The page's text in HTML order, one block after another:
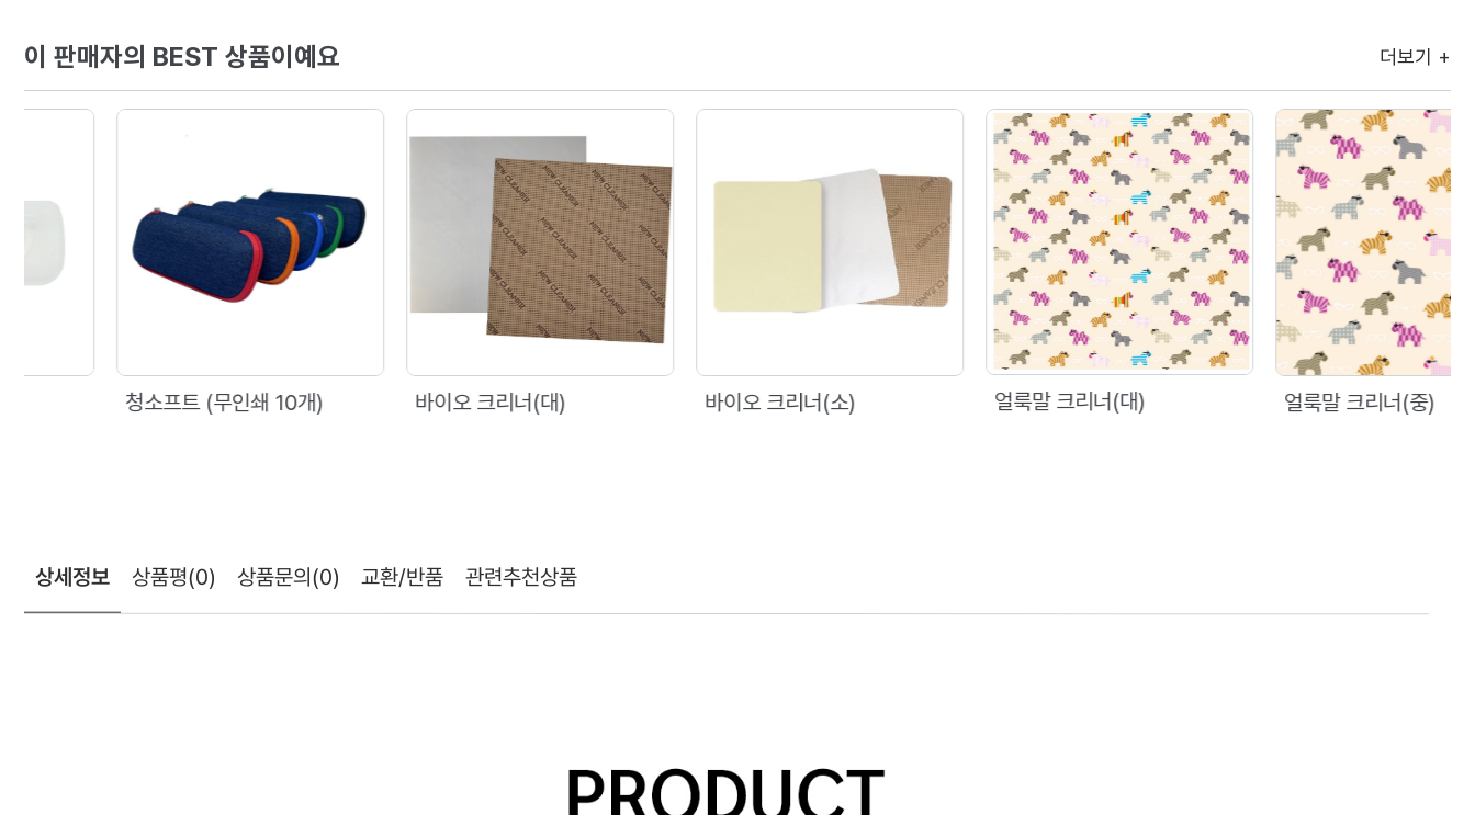
이 판매자의 BEST 상품이예요 더보기 +
청소프트 (무인쇄 10개) 바이오 크리너(대) 바이오 크리너(소) 얼룩말 크리너(대) 얼룩말 크리너(중)
상세정보 상품평(0) 상품문의(0) 교환/반품 관련추천상품